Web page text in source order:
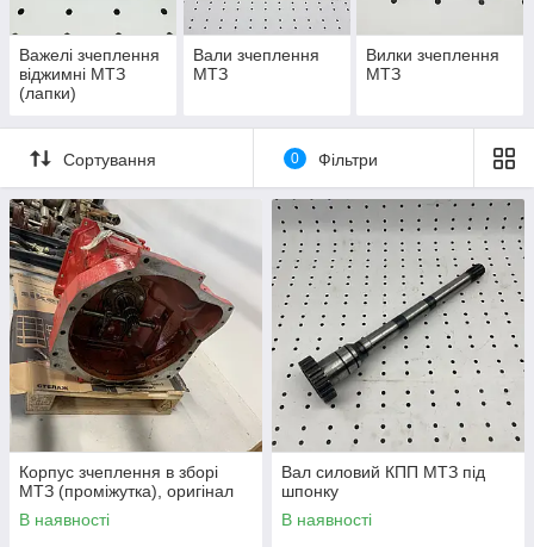
Важелі зчеплення
віджимні МТЗ
(лапки)
Вали зчеплення
МТЗ
Вилки зчеплення
МТЗ
Сортування 0 Фільтри
Корпус зчеплення в зборі
МТЗ (проміжутка), оригінал
В наявності
Вал силовий КПП МТЗ під
шпонку
В наявності